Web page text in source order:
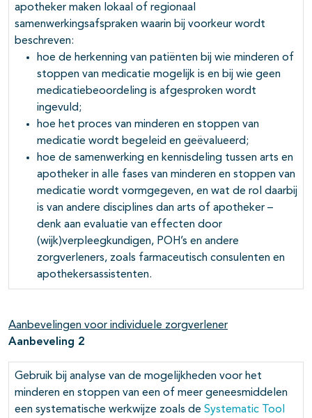
apotheker maken lokaal of regionaal
samenwerkingsafspraken waarin bij voorkeur wordt
beschreven:
hoe de herkenning van patiënten bij wie minderen of
stoppen van medicatie mogelijk is en bij wie geen
medicatiebeoordeling is afgesproken wordt
ingevuld;
hoe het proces van minderen en stoppen van
medicatie wordt begeleid en geëvalueerd;
hoe de samenwerking en kennisdeling tussen arts en
apotheker in alle fases van minderen en stoppen van
medicatie wordt vormgegeven, en wat de rol daarbij
is van andere disciplines dan arts of apotheker –
denk aan evaluatie van effecten door
(wijk)verpleegkundigen, POH’s en andere
zorgverleners, zoals farmaceutisch consulenten en
apothekersassistenten.
Aanbevelingen voor individuele zorgverlener
Aanbeveling 2
Gebruik bij analyse van de mogelijkheden voor het
minderen en stoppen van een of meer geneesmiddelen
een systematische werkwijze zoals de Systematic Tool